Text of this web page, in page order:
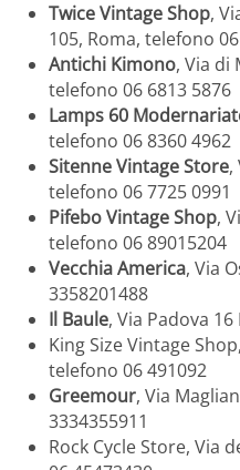
Twice Vintage Shop,
105, Roma, telefono
Antichi Kimono, Via di
telefono 06 6813 5876
Lamps 60
telefono 06 8360 4962
Sitenne Vintage Store,
telefono 06 7725 0991
Pifebo Vintage Shop,
telefono 06 89015204
Vecchia America, Via
3358201488
Il Baule, Via Padova 16
King Size Vintage
telefono 06 491092
Greemour, Via
3334355911
Rock Cycle Store, Via